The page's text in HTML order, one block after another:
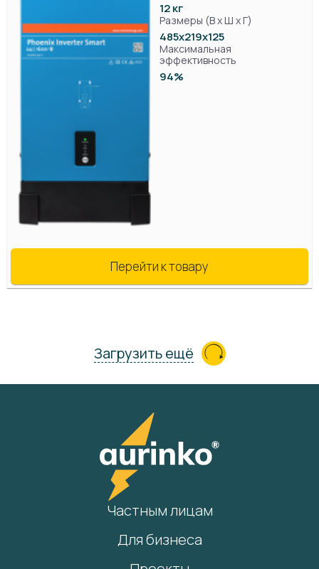
12 кг
Размеры (В х Ш х Г)
485х219x125
Максимальная
эффективность
94%
Перейти к товару
Загрузить ещё
Частным лицам
Для бизнеса